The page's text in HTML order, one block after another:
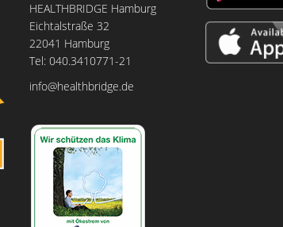
HEALTHBRIDGE Hamburg
Eichtalstraße 32
22041 Hamburg
Tel: 040.3410771-21
info@healthbridge.de